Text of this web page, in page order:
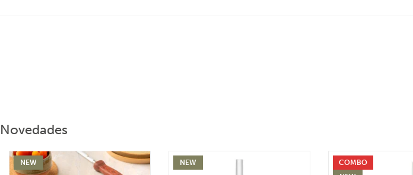
Novedades
NEW NEW
COMBO